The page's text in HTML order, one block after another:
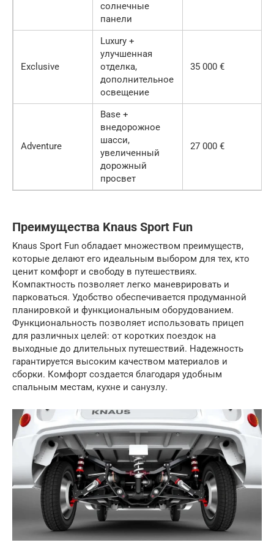
солнечные
панели
Exclusive
Luxury +
улучшенная
отделка,
дополнительное
освещение
35 000 €
Adventure
Base +
внедорожное
шасси,
увеличенный
дорожный
просвет
27 000 €
Преимущества Knaus Sport Fun
Knaus Sport Fun обладает множеством преимуществ,
которые делают его идеальным выбором для тех, кто
ценит комфорт и свободу в путешествиях.
Компактность позволяет легко маневрировать и
парковаться. Удобство обеспечивается продуманной
планировкой и функциональным оборудованием.
Функциональность позволяет использовать прицеп
для различных целей: от коротких поездок на
выходные до длительных путешествий. Надежность
гарантируется высоким качеством материалов и
сборки. Комфорт создается благодаря удобным
спальным местам, кухне и санузлу.